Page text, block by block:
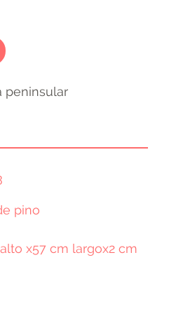
peninsular
pino
x57 cm largox2 cm